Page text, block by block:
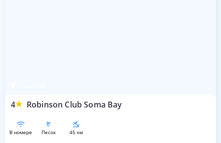
4 Robinson Club Soma Bay
в номере песок 45 км